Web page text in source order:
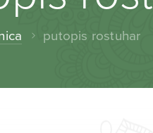
putopis rostuhar